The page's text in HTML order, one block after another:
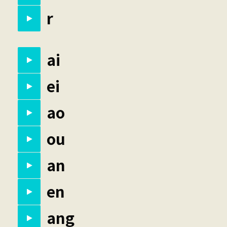
r
ai
ei
ao
ou
an
en
ang